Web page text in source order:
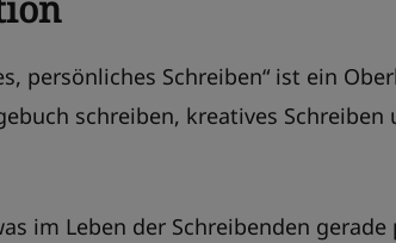
persönliches Schreiben“ ist ein
schreiben, kreatives
im Leben der Schreibenden